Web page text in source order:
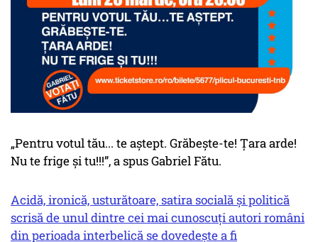
„Pentru votul tău... te aștept. Grăbește-te! Țara arde!
Nu te frige și tu!!!”, a spus Gabriel Fătu.
Acidă, ironică, usturătoare, satira socială și politică
scrisă de unul dintre cei mai cunoscuți autori români
din perioada interbelică se dovedește a fi